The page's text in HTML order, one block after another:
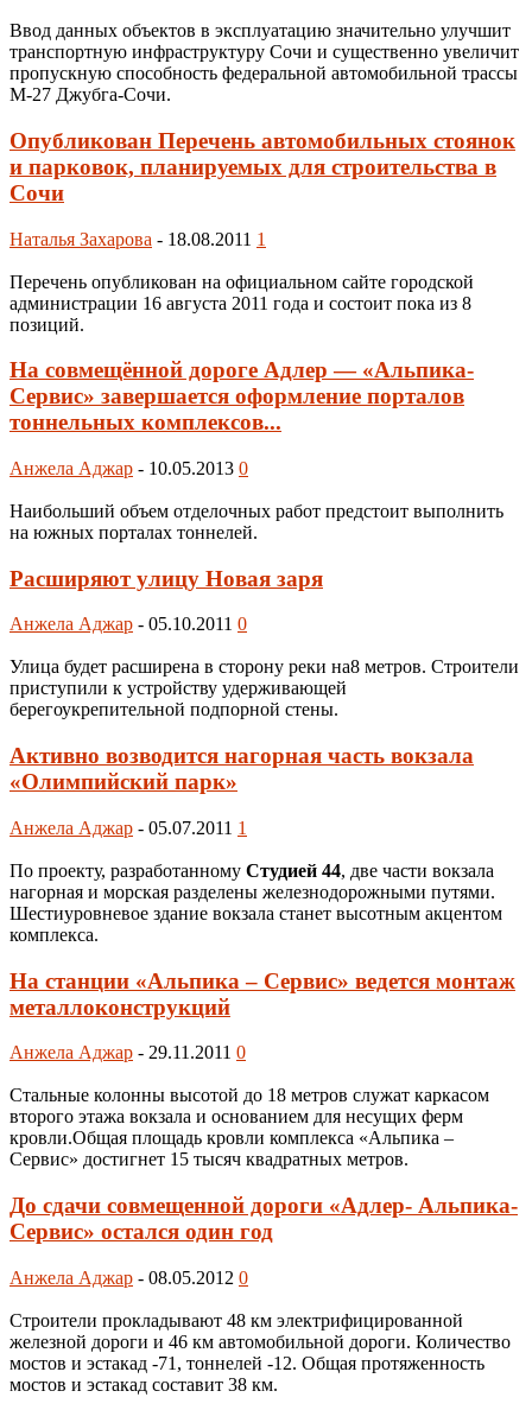
Ввод данных объектов в эксплуатацию значительно улучшит
транспортную инфраструктуру Сочи и существенно увеличит
пропускную способность федеральной автомобильной трассы
М-27 Джубга-Сочи.
Опубликован Перечень автомобильных стоянок
и парковок, планируемых для строительства в
Сочи
Наталья Захарова - 18.08.2011 1
Перечень опубликован на официальном сайте городской
администрации 16 августа 2011 года и состоит пока из 8
позиций.
На совмещённой дороге Адлер — «Альпика-
Сервис» завершается оформление порталов
тоннельных комплексов...
Анжела Аджар - 10.05.2013 0
Наибольший объем отделочных работ предстоит выполнить
на южных порталах тоннелей.
Расширяют улицу Новая заря
Анжела Аджар - 05.10.2011 0
Улица будет расширена в сторону реки на8 метров. Строители
приступили к устройству удерживающей
берегоукрепительной подпорной стены.
Активно возводится нагорная часть вокзала
«Олимпийский парк»
Анжела Аджар - 05.07.2011 1
По проекту, разработанному Студией 44, две части вокзала
нагорная и морская разделены железнодорожными путями.
Шестиуровневое здание вокзала станет высотным акцентом
комплекса.
На станции «Альпика – Сервис» ведется монтаж
металлоконструкций
Анжела Аджар - 29.11.2011 0
Стальные колонны высотой до 18 метров служат каркасом
второго этажа вокзала и основанием для несущих ферм
кровли.Общая площадь кровли комплекса «Альпика –
Сервис» достигнет 15 тысяч квадратных метров.
До сдачи совмещенной дороги «Адлер- Альпика-
Сервис» остался один год
Анжела Аджар - 08.05.2012 0
Строители прокладывают 48 км электрифицированной
железной дороги и 46 км автомобильной дороги. Количество
мостов и эстакад -71, тоннелей -12. Общая протяженность
мостов и эстакад составит 38 км.